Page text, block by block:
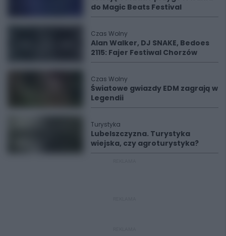
do Magic Beats Festival
Czas Wolny
Alan Walker, DJ SNAKE, Bedoes
2115: Fajer Festiwal Chorzów
Czas Wolny
Światowe gwiazdy EDM zagrają w
Legendii
Turystyka
Lubelszczyzna. Turystyka
wiejska, czy agroturystyka?